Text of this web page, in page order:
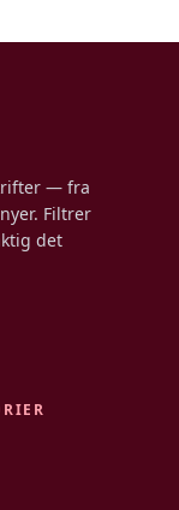
— fra
Filtrer
det